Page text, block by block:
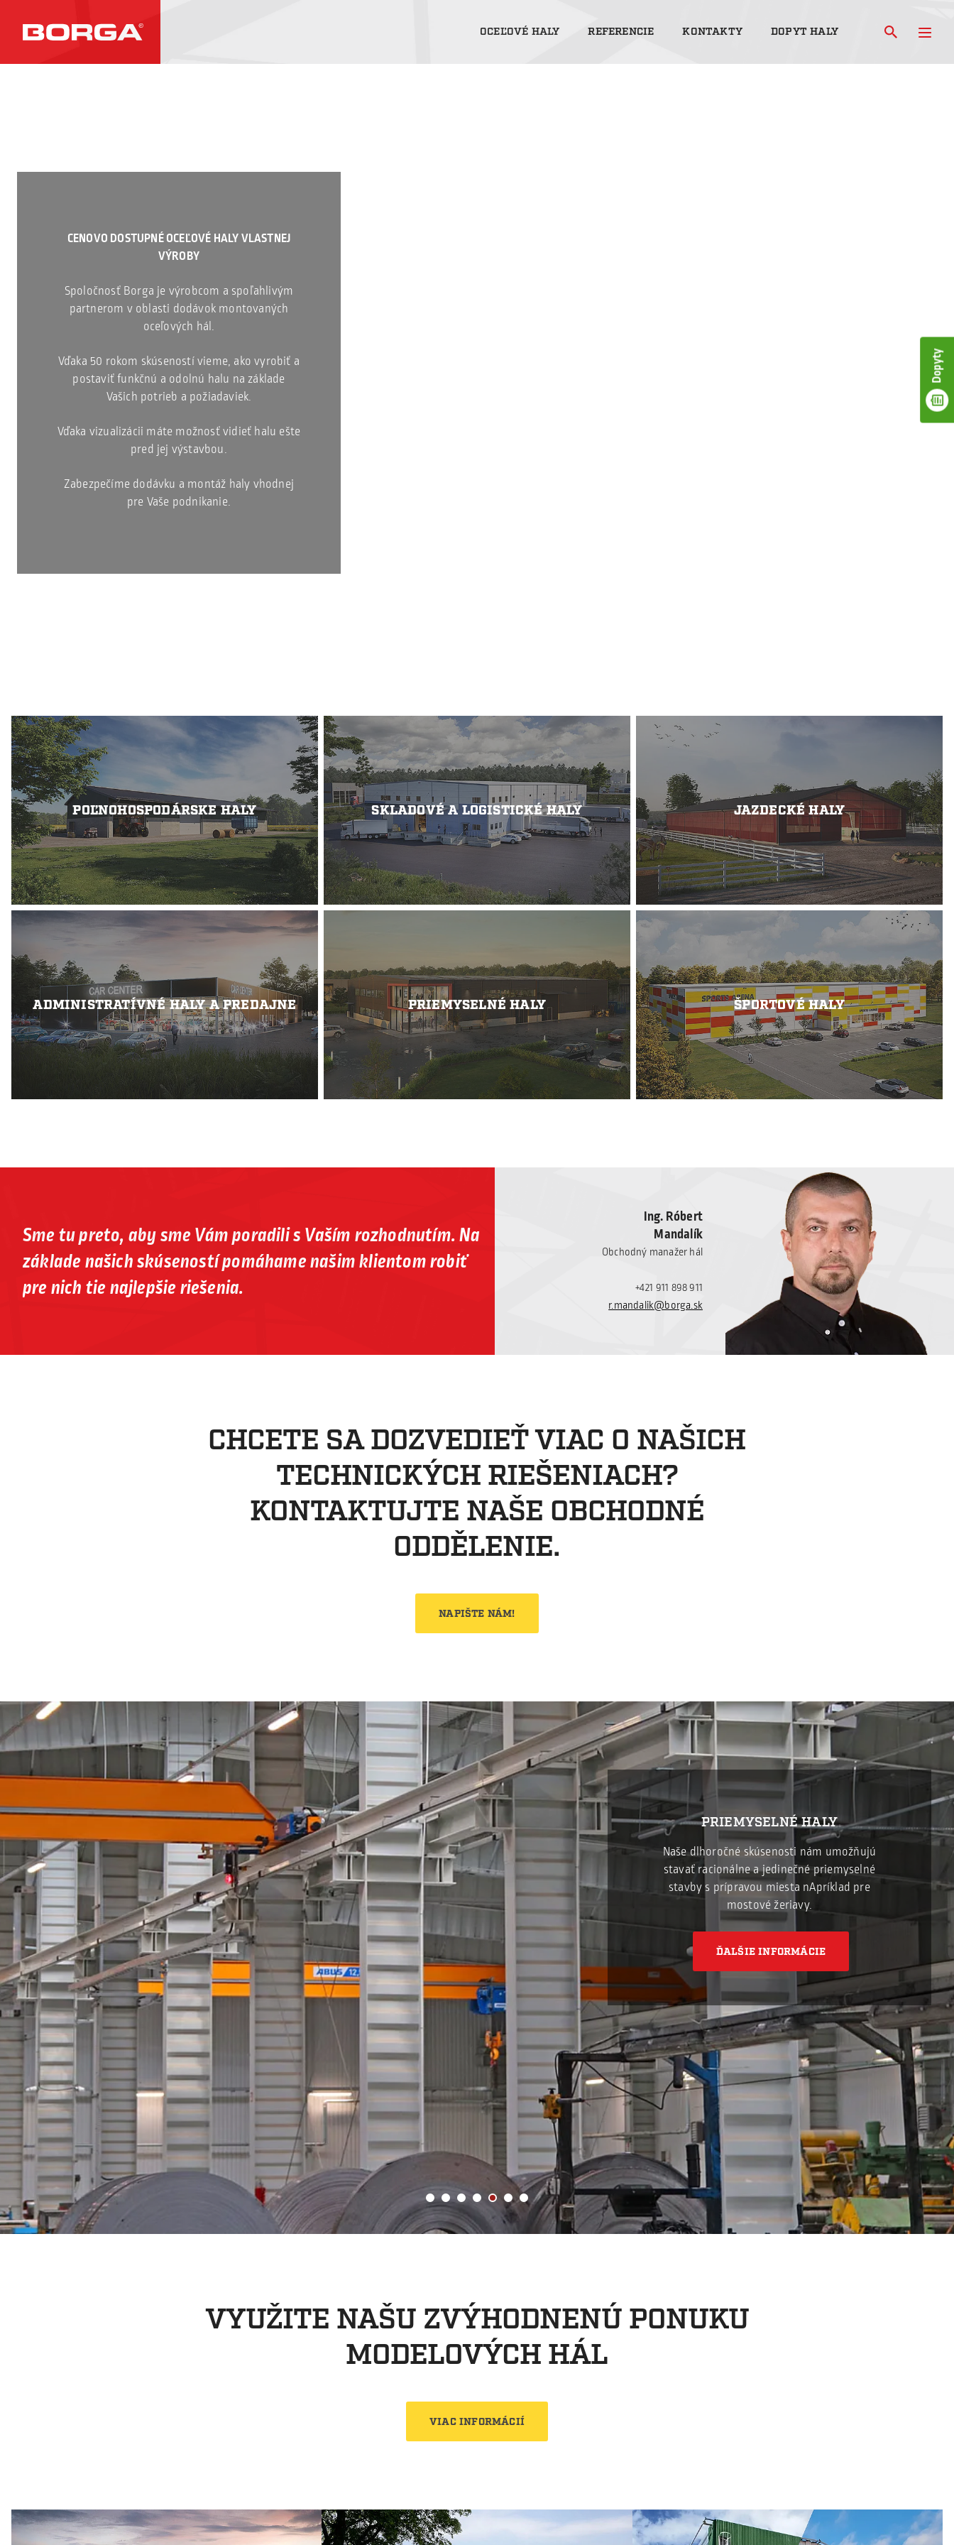
OCEĽOVÉ HALY REFERENCIE KONTAKTY DOPYT HALY
Dopyty
CENOVO DOSTUPNÉ OCEĽOVÉ HALY VLASTNEJ
VÝROBY
Spoločnosť Borga je výrobcom a spoľahlivým
partnerom v oblasti dodávok montovaných
oceľových hál.
Vďaka 50 rokom skúseností vieme, ako vyrobiť a
postaviť funkčnú a odolnú halu na základe
Vašich potrieb a požiadaviek.
Vďaka vizualizácii máte možnosť vidieť halu ešte
pred jej výstavbou.
Zabezpečíme dodávku a montáž haly vhodnej
pre Vaše podnikanie.
POĽNOHOSPODÁRSKE HALY SKLADOVÉ A LOGISTICKÉ HALY JAZDECKÉ HALY
ADMINISTRATÍVNÉ HALY A PREDAJNE PRIEMYSELNÉ HALY ŠPORTOVÉ HALY
Ing. Róbert
Mandalík
Obchodný manažer hál
+421 911 898 911
r.mandalik@borga.sk
Sme tu preto, aby sme Vám poradili s Vaším rozhodnutím. Na
základe našich skúseností pomáhame našim klientom robiť
pre nich tie najlepšie riešenia.
CHCETE SA DOZVEDIEŤ VIAC O NAŠICH
TECHNICKÝCH RIEŠENIACH?
KONTAKTUJTE NAŠE OBCHODNÉ
ODDĚLENIE.
NAPIŠTE NÁM!
PRIEMYSELNÉ HALY
Naše dlhoročné skúsenosti nám umožňujú
stavať racionálne a jedinečné priemyselné
stavby s prípravou miesta nApríklad pre
mostové žeriavy.
ĎALŠIE INFORMÁCIE
VYUŽITE NAŠU ZVÝHODNENÚ PONUKU
MODELOVÝCH HÁL
VIAC INFORMÁCIÍ